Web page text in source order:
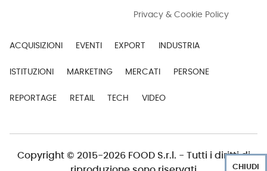
Privacy & Cookie Policy
ACQUISIZIONI EVENTI EXPORT INDUSTRIA
ISTITUZIONI MARKETING MERCATI PERSONE
REPORTAGE RETAIL TECH VIDEO
Copyright © 2015-2026 FOOD S.r.l. - Tutti i diritti di
CHIUDI